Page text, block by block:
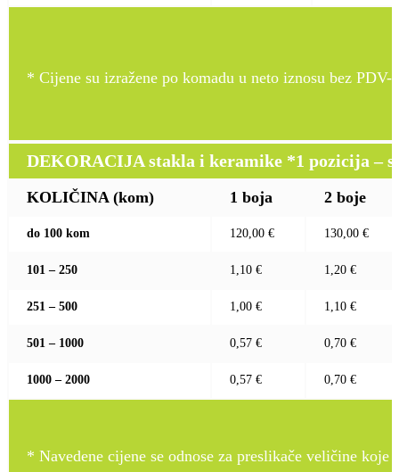
* Cijene su izražene po komadu u neto iznosu bez PDV-
DEKORACIJA stakla i keramike *1 pozicija –
KOLIČINA (kom) 1 boja 2 boje
do 100 kom 120,00 € 130,00 €
101 – 250 1,10 € 1,20 €
251 – 500 1,00 € 1,10 €
501 – 1000 0,57 € 0,70 €
1000 – 2000 0,57 € 0,70 €
* Navedene cijene se odnose za preslikače veličine